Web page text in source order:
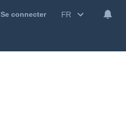
Se connecter FR